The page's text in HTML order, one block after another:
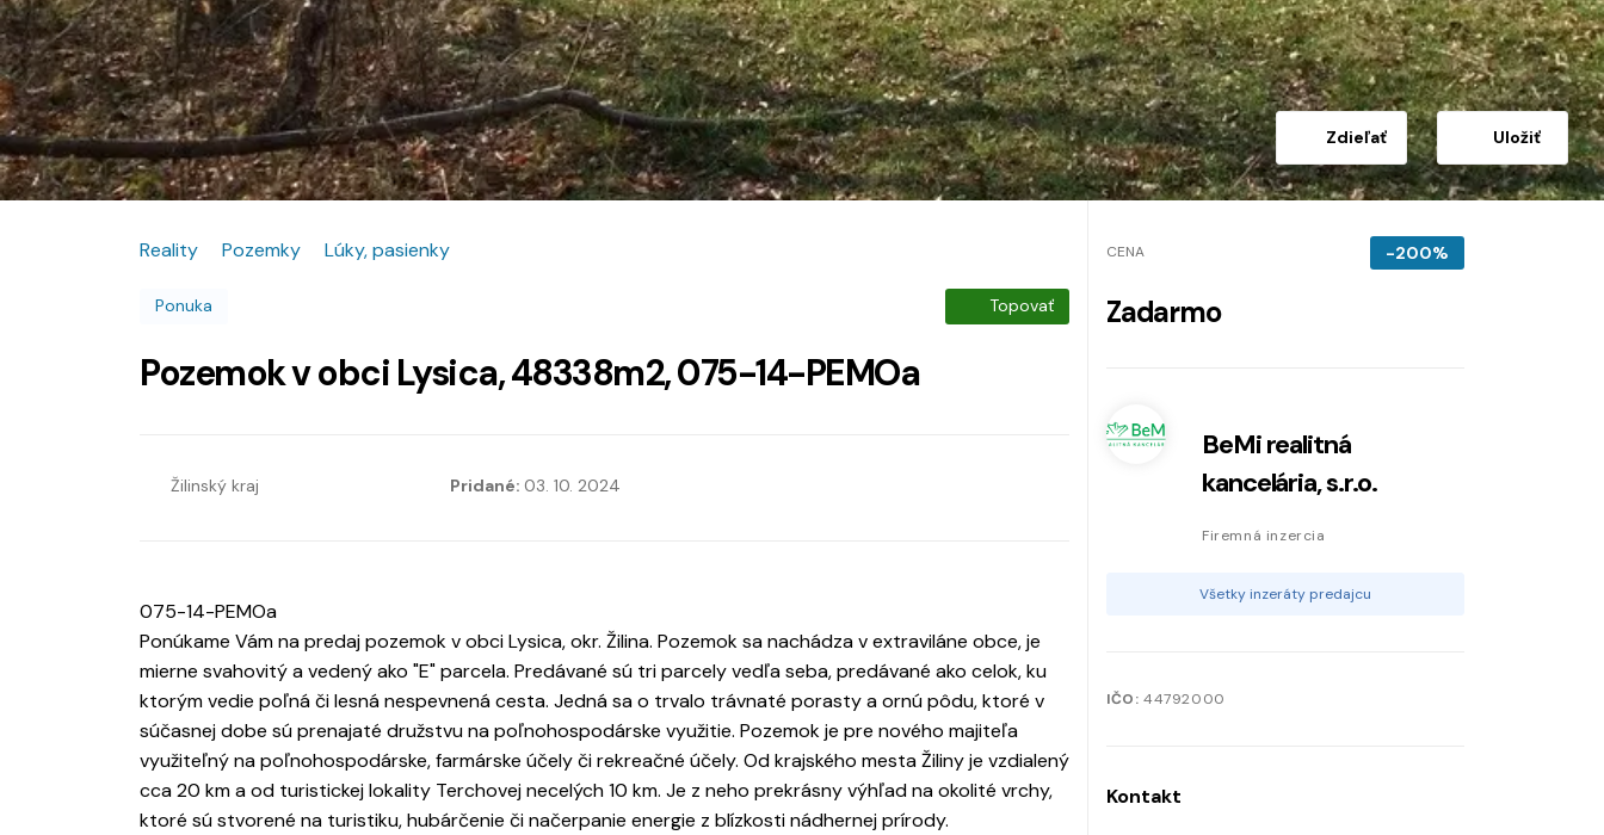
Zdieľať Uložiť
Reality Pozemky Lúky, pasienky
Ponuka Topovať
Pozemok v obci Lysica, 48338m2, 075-14-PEMOa
Žilinský kraj Pridané: 03. 10. 2024
075-14-PEMOa
Ponúkame Vám na predaj pozemok v obci Lysica, okr. Žilina. Pozemok sa nachádza v extraviláne obce, je
mierne svahovitý a vedený ako "E" parcela. Predávané sú tri parcely vedľa seba, predávané ako celok, ku
ktorým vedie poľná či lesná nespevnená cesta. Jedná sa o trvalo trávnaté porasty a ornú pôdu, ktoré v
súčasnej dobe sú prenajaté družstvu na poľnohospodárske využitie. Pozemok je pre nového majiteľa
využiteľný na poľnohospodárske, farmárske účely či rekreačné účely. Od krajského mesta Žiliny je vzdialený
cca 20 km a od turistickej lokality Terchovej necelých 10 km. Je z neho prekrásny výhľad na okolité vrchy,
ktoré sú stvorené na turistiku, hubárčenie či načerpanie energie z blízkosti nádhernej prírody.
CENA -200%
Zadarmo
BeMi realitná
kancelária, s.r.o.
Firemná inzercia
Všetky inzeráty predajcu
IČO: 44792000
Kontakt